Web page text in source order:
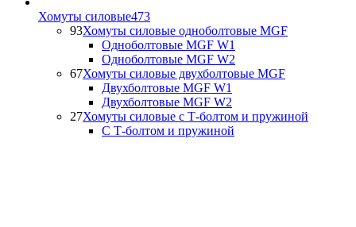
Хомуты силовые473
93Хомуты силовые одноболтовые MGF
Одноболтовые MGF W1
Одноболтовые MGF W2
67Хомуты силовые двухболтовые MGF
Двухболтовые MGF W1
Двухболтовые MGF W2
27Хомуты силовые с Т-болтом и пружиной
С Т-болтом и пружиной